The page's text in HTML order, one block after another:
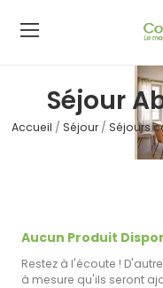
Séjour
Accueil Séjour Séjours
Aucun Produit
Restez à l'écoute !
à mesure qu'ils seront